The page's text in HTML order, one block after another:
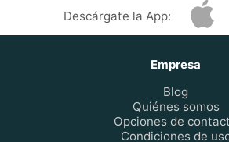
Descárgate la App:
Empresa
Blog
Quiénes somos
Opciones de
Condiciones de